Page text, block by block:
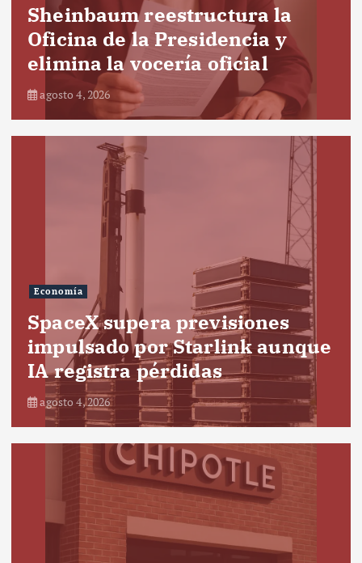
Sheinbaum reestructura la
Oficina de la Presidencia y
elimina la vocería oficial
agosto 4, 2026
Economía
SpaceX supera previsiones
impulsado por Starlink aunque
IA registra pérdidas
agosto 4, 2026